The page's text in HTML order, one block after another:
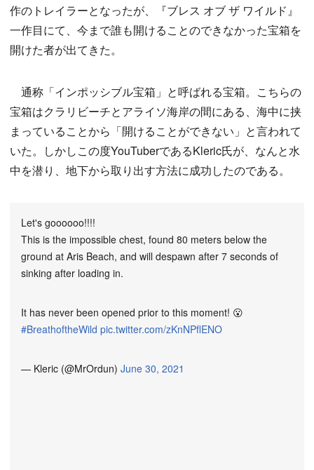
作のトレイラーとなったが、『ブレス オブ ザ ワイルド』
一作目にて、今まで誰も開けることのできなかった宝箱を
開けた者が出てきた。
通称「インポッシブル宝箱」と呼ばれる宝箱。こちらの
宝箱はクラリビーチとアライソ海岸の間にある、海中に挟
まっていることから「開けることができない」と言われて
いた。しかしこの度YouTuberであるKleric氏が、なんと水
中を潜り、地下から取り出す方法に成功したのである。
Let's goooooo!!!!
This is the impossible chest, found 80 meters below the
ground at Aris Beach, and will despawn after 7 seconds of
sinking after loading in.
It has never been opened prior to this moment! 😮
#BreathoftheWild pic.twitter.com/zKnNPflENO
— Kleric (@MrOrdun) June 30, 2021